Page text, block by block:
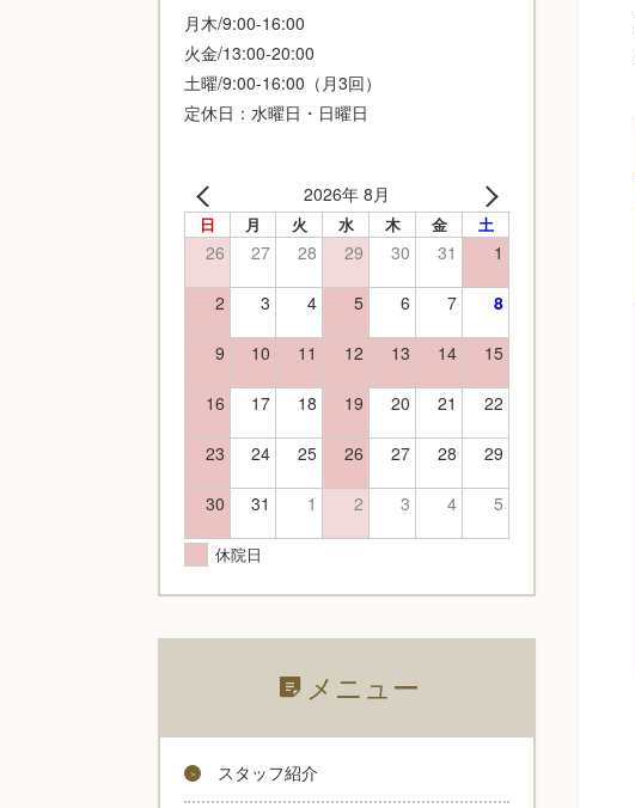
月木/9:00-16:00
火金/13:00-20:00
土曜/9:00-16:00（月3回）
定休日：水曜日・日曜日
2026年 8月
日 月 火 水 木 金 土
26 27 28 29 30 31 1
2 3 4 5 6 7 8
9 10 11 12 13 14 15
16 17 18 19 20 21 22
23 24 25 26 27 28 29
30 31 1 2 3 4 5
休院日
メニュー
スタッフ紹介